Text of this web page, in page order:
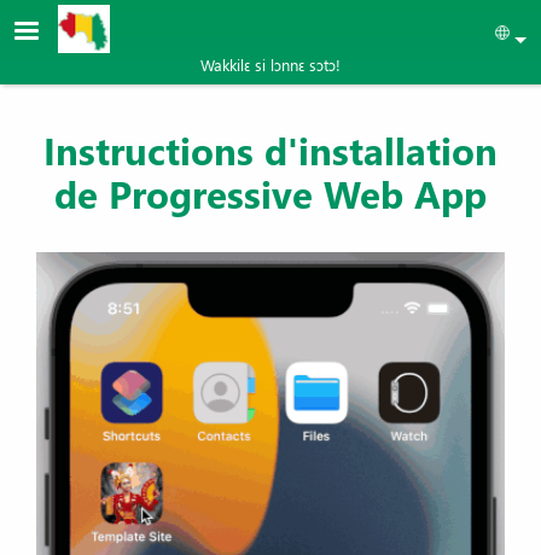
Aller au contenu principal
Wakkilɛ si lɔnnɛ sɔtɔ!
Instructions d'installation
de Progressive Web App